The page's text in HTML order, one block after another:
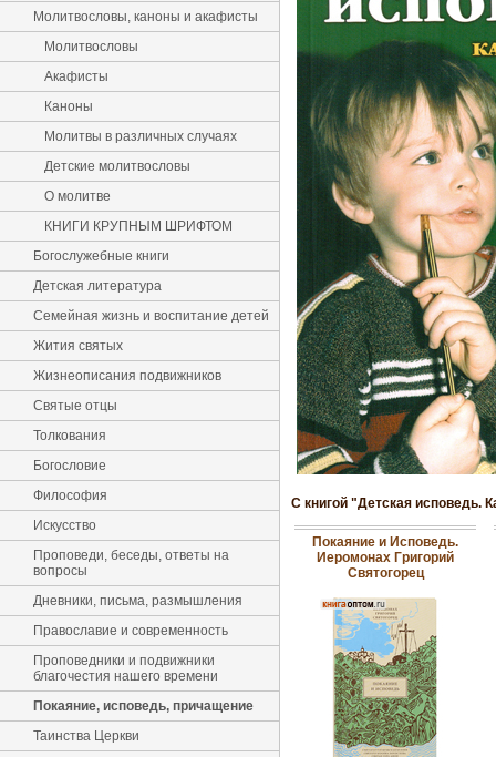
Молитвословы, каноны и акафисты
Молитвословы
Акафисты
Каноны
Молитвы в различных случаях
Детские молитвословы
О молитве
КНИГИ КРУПНЫМ ШРИФТОМ
Богослужебные книги
Детская литература
Семейная жизнь и воспитание детей
Жития святых
Жизнеописания подвижников
Святые отцы
Толкования
Богословие
Философия
Искусство
Проповеди, беседы, ответы на
вопросы
Дневники, письма, размышления
Православие и современность
Проповедники и подвижники
благочестия нашего времени
Покаяние, исповедь, причащение
Таинства Церкви
С книгой "Детская исповедь.
Покаяние и Исповедь.
Иеромонах Григорий
Святогорец